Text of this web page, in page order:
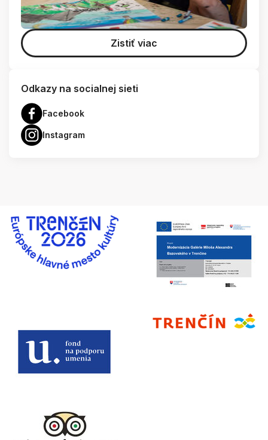
Zistiť viac
Odkazy na socialnej sieti
Facebook
Instagram